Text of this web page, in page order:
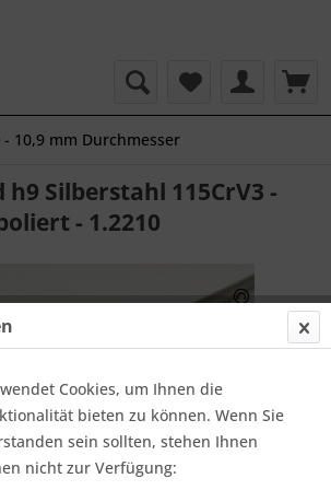
- 10,9 mm Durchmesser
Silberstahl 115CrV3 -
- 1.2210
Cookies, um Ihnen die
bieten zu können. Wenn Sie
sein sollten, stehen Ihnen
nicht zur Verfügung: